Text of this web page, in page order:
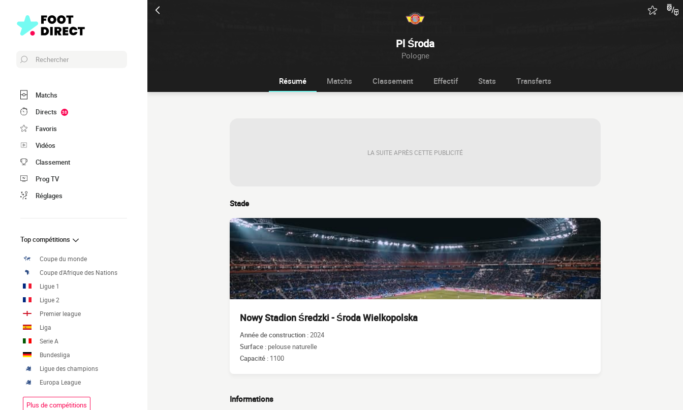
Pl Środa
Pologne
Rechercher
Matchs
Directs
38
Favoris
Vidéos
Classement
Prog TV
Réglages
Top compétitions
Coupe du monde
Coupe d'Afrique des Nations
Ligue 1
Ligue 2
Premier league
Liga
Serie A
Bundesliga
Ligue des champions
Europa League
Plus de compétitions
Résumé Matchs Classement Effectif Stats Transferts
LA SUITE APRÈS CETTE PUBLICITÉ
Stade
Nowy Stadion Średzki - Środa Wielkopolska
Année de construction :2024
Surface : pelouse naturelle
Capacité : 1100
Informations